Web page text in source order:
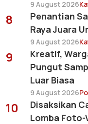
9 August 2026
8
Penantian
Raya Juara
9 August 2026
9
Kreatif,
Pungut
Luar Biasa
9 August 2026
10
Disaksikan
Lomba Foto-